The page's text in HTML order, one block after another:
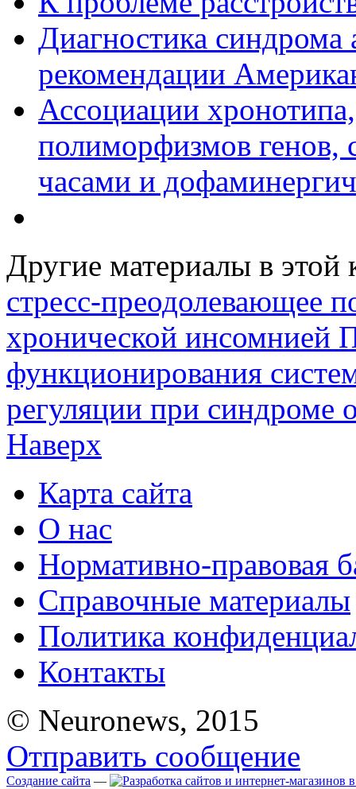
Диагностика синдрома
рекомендации
Ассоциации
полиморфизмов генов,
часами и
Другие материалы в этой
стресс-преодолевающее
хронической инсомнией
функционирования
регуляции при синдроме
Наверх
Карта сайта
О нас
Нормативно-правовая
Справочные материалы
Политика
Контакты
© Neuronews, 2015
Отправить сообщение
Создание сайта —